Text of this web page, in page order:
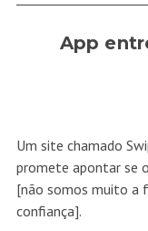
App
Um site chamado
promete apontar se
[não somos muito a
confiança].